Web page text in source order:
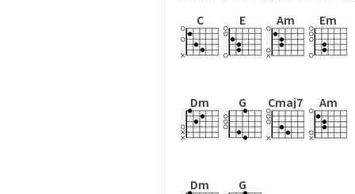
C E Am Em
Dm G Cmaj7 Am
Dm G